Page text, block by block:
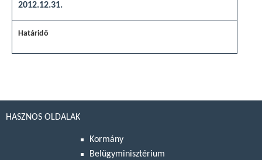
2012.12.31.
HASZNOS OLDALAK
Kormány
Belügyminisztérium